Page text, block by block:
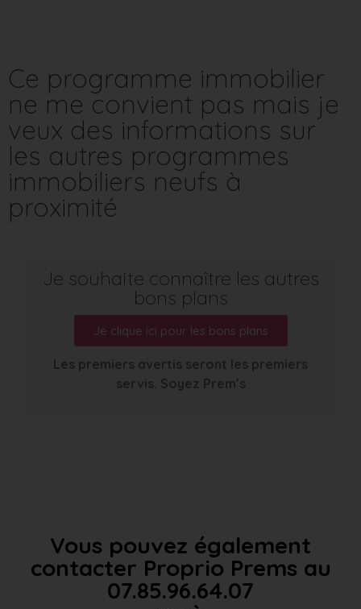
Ce programme immobilier
ne me convient pas mais je
veux des informations sur
les autres programmes
immobiliers neufs à
proximité
Je souhaite connaître les autres
bons plans
Je clique ici pour les bons plans
Les premiers avertis seront les premiers
servis. Soyez Prem’s
Vous pouvez également
contacter Proprio Prems au
07.85.96.64.07